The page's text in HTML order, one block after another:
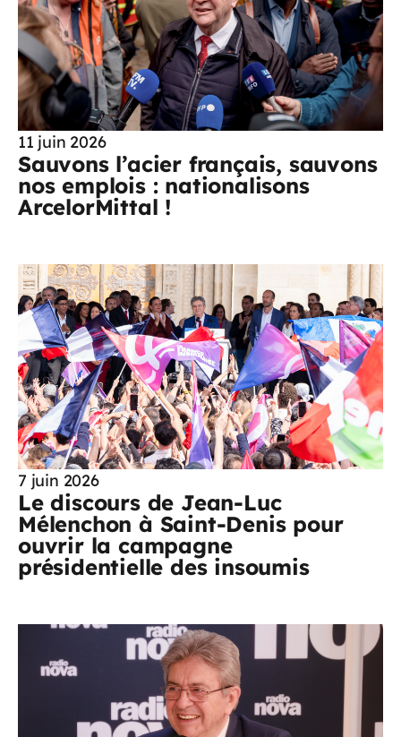
11 juin 2026
Sauvons l’acier français, sauvons
nos emplois : nationalisons
ArcelorMittal !
7 juin 2026
Le discours de Jean-Luc
Mélenchon à Saint-Denis pour
ouvrir la campagne
présidentielle des insoumis